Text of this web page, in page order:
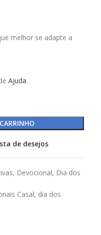
melhor se adapte a
Ajuda.
de desejos
, Devocional, Dia dos
Casal, dia dos